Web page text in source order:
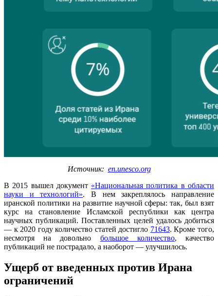
Источник: en.unesco.org
В 2015 вышел документ «Национальная политика в области
науки и технологий». В нем закреплялось направление
иранской политики на развитие научной сферы: так, был взят
курс на становление Исламской республики как центра
научных публикаций. Поставленных целей удалось добиться
— к 2020 году количество статей достигло 71643. Кроме того,
несмотря на довольно большое количество, качество
публикаций не пострадало, а наоборот — улучшилось.
Ущерб от введенных против Ирана
ограничений